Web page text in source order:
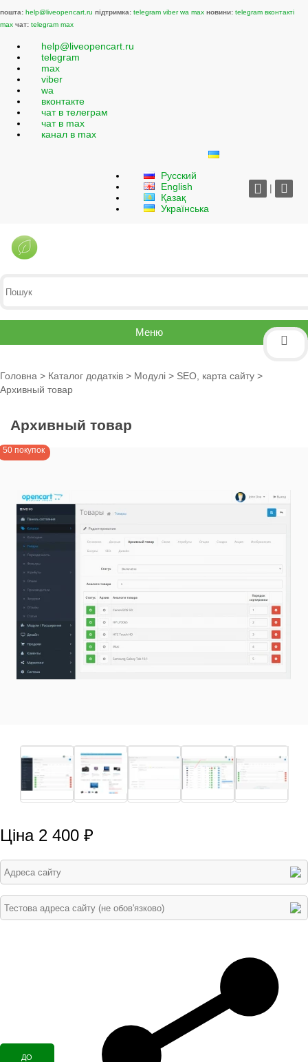
пошта: help@liveopencart.ru підтримка: telegram viber wa max новини: telegram вконтакті
max чат: telegram max
help@liveopencart.ru
telegram
max
viber
wa
вконтакте
чат в телеграм
чат в max
канал в max
Русский
English
Қазақ
Українська
|
Меню
Головна > Каталог додатків > Модулі > SEO, карта сайту >
Архивный товар
Архивный товар
50 покупок
Ціна 2 400 ₽
ДО